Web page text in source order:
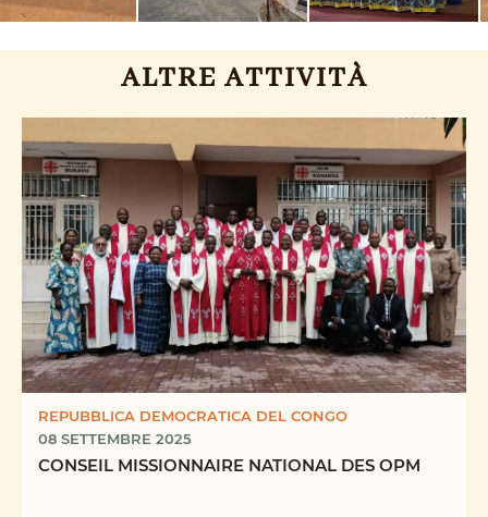
ALTRE ATTIVITÀ
REPUBBLICA DEMOCRATICA DEL CONGO
08 SETTEMBRE 2025
CONSEIL MISSIONNAIRE NATIONAL DES OPM